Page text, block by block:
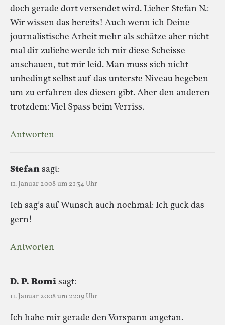
doch gerade dort versendet wird. Lieber Stefan N.:
Wir wissen das bereits! Auch wenn ich Deine
journalistische Arbeit mehr als schätze aber nicht
mal dir zuliebe werde ich mir diese Scheisse
anschauen, tut mir leid. Man muss sich nicht
unbedingt selbst auf das unterste Niveau begeben
um zu erfahren des diesen gibt. Aber den anderen
trotzdem: Viel Spass beim Verriss.
Antworten
Stefansagt:
11. Januar 2008 um 21:34 Uhr
Ich sag’s auf Wunsch auch nochmal: Ich guck das
gern!
Antworten
D. P. Romisagt:
11. Januar 2008 um 22:19 Uhr
Ich habe mir gerade den Vorspann angetan.